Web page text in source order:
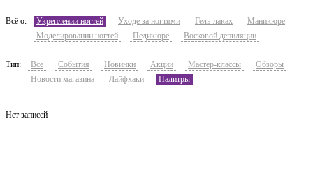
Всё о: Укреплении ногтей Уходе за ногтями Гель-лаках
Маникюре
Моделировании ногтей
Педикюре Восковой депиляции
Тип: Все События Новинки Акции Мастер-классы
Обзоры
Новости магазина
Лайфхаки Палитры
Нет записей